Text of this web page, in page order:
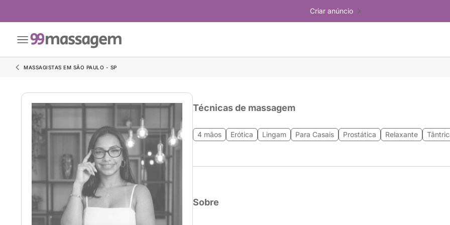
Criar anúncio
MASSAGISTAS EM SÃO PAULO - SP
Técnicas de massagem
4 mãos Erótica Lingam Para Casais Prostática Relaxante
Sobre